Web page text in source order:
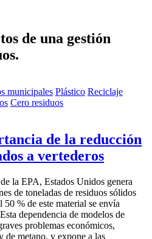
de una gestión
municipales Plástico Reciclaje
Cero residuos
de la reducción
a vertederos
la EPA, Estados Unidos genera
de toneladas de residuos sólidos
% de este material se envía
dependencia de modelos de
problemas económicos,
de metano, y expone a las